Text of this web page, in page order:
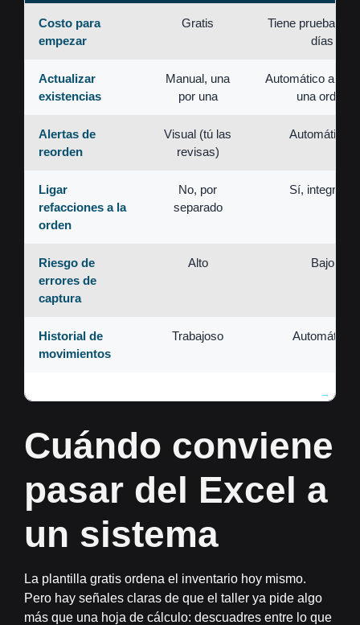
Costo para
empezar
Gratis
Tiene prueba
días
Actualizar
existencias
Manual, una
por una
Automático al
una orden
Alertas de
reorden
Visual (tú las
revisas)
Automáticas
Ligar
refacciones a la
orden
No, por
separado
Sí, integrado
Riesgo de
errores de
captura
Alto Bajo
Historial de
movimientos
Trabajoso Automático
Cuándo conviene
pasar del Excel a
un sistema
La plantilla gratis ordena el inventario hoy mismo.
Pero hay señales claras de que el taller ya pide algo
más que una hoja de cálculo: descuadres entre lo que